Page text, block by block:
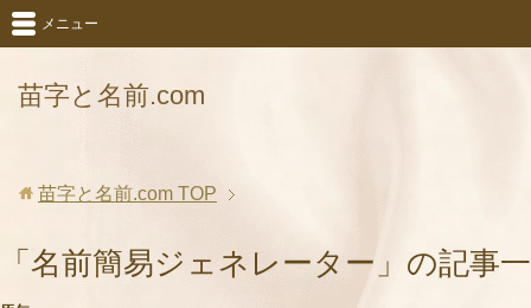
苗字と名前.com
メニュー
苗字と名前.com TOP
「名前簡易ジェネレーター」の記事一